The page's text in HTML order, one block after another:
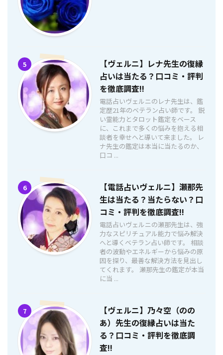
5
【ヴェルニ】レナ先生の復縁
占いは当たる？口コミ・評判
を徹底調査!!
電話占いヴェルニのレナ先生は、鑑
定歴21年のベテラン占い師です。 鋭
い霊能力とタロット鑑定をベース
に、これまで多くの悩みを抱える相
談者を幸せへと導いて来ました。 レ
ナ先生の鑑定は本当に当たるのか、
口コ ...
6
【電話占いヴェルニ】瀬那先
生は当たる？当たらない？口
コミ・評判を徹底調査!!
電話占いヴェルニの瀬那先生は、強
力なスピリチュアル能力で悩み解決
へと導くベテラン占い師です。 相談
者の波動やエネルギーから悩みの原
因を探り、最善な解決方法を見出し
てくれます。 瀬那先生の鑑定が本当
に当 ...
7
【ヴェルニ】乃々空（のの
あ）先生の復縁占いは当た
る？口コミ・評判を徹底調
査!!